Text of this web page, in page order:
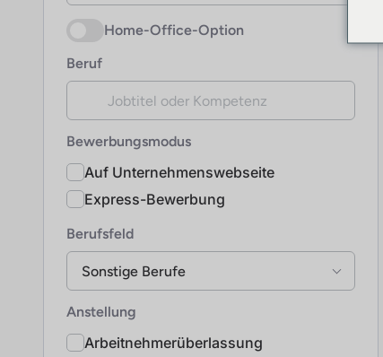
Home-Office-Option
Beruf
Bewerbungsmodus
Auf Unternehmenswebseite
Express-Bewerbung
Berufsfeld
Sonstige Berufe
Anstellung
Arbeitnehmerüberlassung